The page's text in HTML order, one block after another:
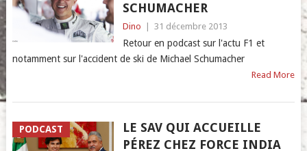
SCHUMACHER
Dino 31 décembre 2013
Retour en podcast sur l'actu F1 et
notamment sur l'accident de ski de Michael Schumacher
Read More
PODCAST
LE SAV QUI ACCUEILLE
PÉREZ CHEZ FORCE INDIA